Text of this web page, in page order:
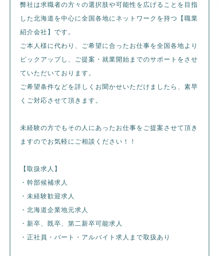
弊社は求職者の方々の選択肢や可能性を広げることを目指
した北海道を中心に全国各地にネットワークを持つ【職業
紹介会社】です。
ご本人様に代わり、ご希望に合ったお仕事を全国各地より
ピックアップし、ご提案・就業開始までのサポートをさせ
ていただいております。
ご希望条件などを詳しくお聞かせいただけましたら、素早
くご対応させて頂きます。
未経験の方でもその人にあったお仕事をご提案させて頂き
ますのでお気軽にご相談ください！！
【取扱求人】
・幹部候補求人
・未経験歓迎求人
・北海道企業地元求人
・新卒、既卒、第二新卒可能求人
・正社員・パート・アルバイト求人まで取扱あり